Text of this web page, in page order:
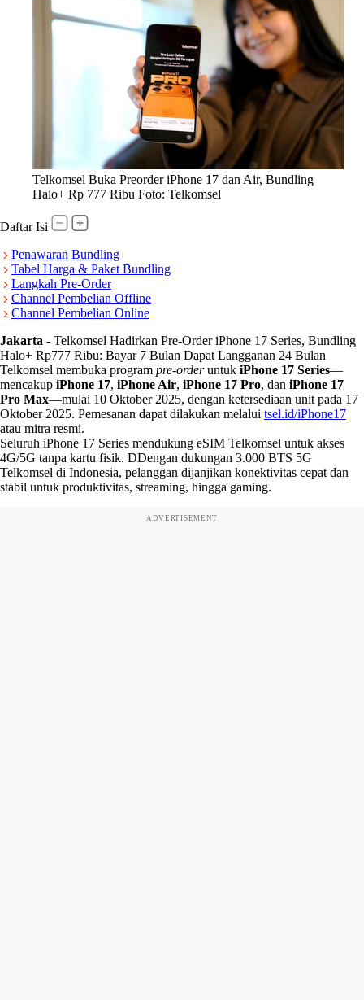
Telkomsel Buka Preorder iPhone 17 dan Air, Bundling
Halo+ Rp 777 Ribu Foto: Telkomsel
Daftar Isi
Penawaran Bundling
Tabel Harga & Paket Bundling
Langkah Pre-Order
Channel Pembelian Offline
Channel Pembelian Online
Jakarta - Telkomsel Hadirkan Pre-Order iPhone 17 Series, Bundling
Halo+ Rp777 Ribu: Bayar 7 Bulan Dapat Langganan 24 Bulan
Telkomsel membuka program pre-orderuntuk iPhone 17 Series—
mencakup iPhone 17, iPhone Air, iPhone 17 Pro, dan iPhone 17
Pro Max—mulai 10 Oktober 2025, dengan ketersediaan unit pada 17
Oktober 2025. Pemesanan dapat dilakukan melalui tsel.id/iPhone17
atau mitra resmi.
Seluruh iPhone 17 Series mendukung eSIM Telkomsel untuk akses
4G/5G tanpa kartu fisik. DDengan dukungan 3.000 BTS 5G
Telkomsel di Indonesia, pelanggan dijanjikan konektivitas cepat dan
stabil untuk produktivitas, streaming, hingga gaming.
ADVERTISEMENT